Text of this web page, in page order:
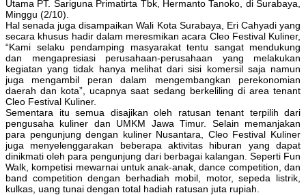
Utama PT. Sariguna Primatirta Tbk, Hermanto Tanoko, di Surabaya,
Minggu (2/10).
Hal senada juga disampaikan Wali Kota Surabaya, Eri Cahyadi yang
secara khusus hadir dalam meresmikan acara Cleo Festival Kuliner,
“Kami selaku pendamping masyarakat tentu sangat mendukung
dan mengapresiasi perusahaan-perusahaan yang melakukan
kegiatan yang tidak hanya melihat dari sisi komersil saja namun
juga mengambil peran dalam mengembangkan perekonomian
daerah dan kota”, ucapnya saat sedang berkeliling di area tenant
Cleo Festival Kuliner.
Sementara itu semua disajikan oleh ratusan tenant terpilih dari
pengusaha kuliner dan UMKM Jawa Timur. Selain memanjakan
para pengunjung dengan kuliner Nusantara, Cleo Festival Kuliner
juga menyelenggarakan beberapa aktivitas hiburan yang dapat
dinikmati oleh para pengunjung dari berbagai kalangan. Seperti Fun
Walk, kompetisi mewarnai untuk anak-anak, dance competition, dan
band competition dengan berhadiah mobil, motor, sepeda listrik,
kulkas, uang tunai dengan total hadiah ratusan juta rupiah.